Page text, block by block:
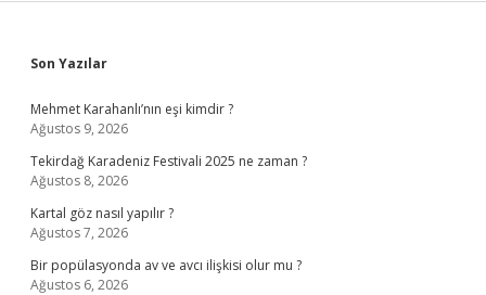
Sidebar
Son Yazılar
Mehmet Karahanlı’nın eşi kimdir ?
Ağustos 9, 2026
Tekirdağ Karadeniz Festivali 2025 ne zaman ?
Ağustos 8, 2026
Kartal göz nasıl yapılır ?
Ağustos 7, 2026
Bir popülasyonda av ve avcı ilişkisi olur mu ?
Ağustos 6, 2026